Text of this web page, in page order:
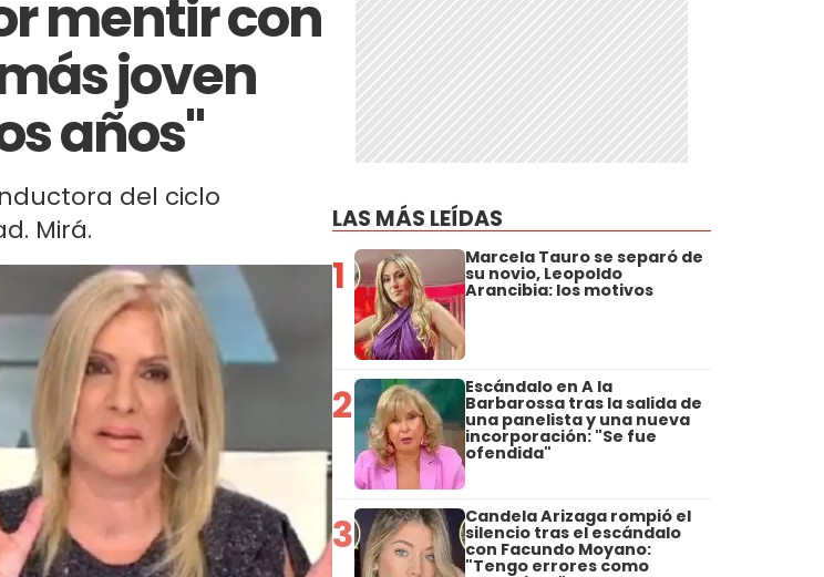
mentir con
joven
años"
del ciclo
Mirá.
LAS MÁS LEÍDAS
1 Marcela Tauro se separó de
su novio, Leopoldo
Arancibia: los motivos
2 Escándalo en A la
Barbarossa tras la salida de
una panelista y una nueva
incorporación: "Se fue
ofendida"
3 Candela Arizaga rompió el
silencio tras el escándalo
con Facundo Moyano:
"Tengo errores como